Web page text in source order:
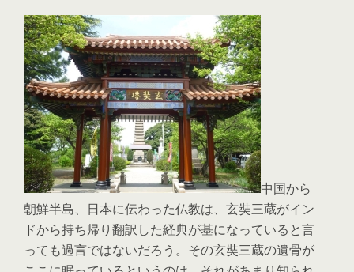
中国から
朝鮮半島、日本に伝わった仏教は、玄奘三蔵がイン
ドから持ち帰り翻訳した経典が基になっていると言
っても過言ではないだろう。その玄奘三蔵の遺骨が